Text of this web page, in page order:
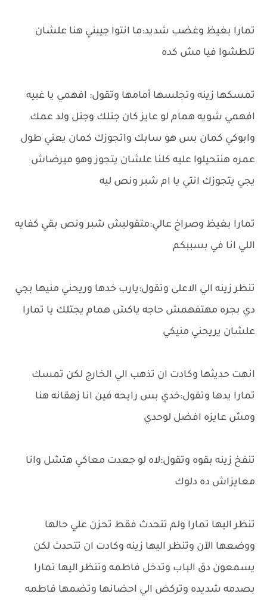
تمارا بغيظ وغضب شديد:ما انتوا جيبني هنا علشان
تلطشوا فيا مش كده
تمسكها زينه وتجلسها أمامها وتقول: افهمي يا غبيه
افهمي شويه همام لو عايز كان جتلك وجتل ولد عمك
وابوكي كمان بس هو سابك واتجوزك كمان يعني طول
عمره هنتحيلوا عليه كلنا علشان يتجوز وهو ميرضاش
يجي يتجوزك انتي يا ام شبر ونص ليه
تمارا بغيظ وصراخ عالي:متقوليش شبر ونص بقي كفايه
اللي انا في بسببكم
تنظر زينه الي الاعلى وتقول:يارب خدها وريحني منيها بجي
دي بجره مهتفهمش حاجه ياكش همام يجتلك يا تمارا
علشان يريحني منيكي
انهت حديثها وكادت ان تذهب الي الخارج لكن تمسك
تمارا يدها وتقول:خدي بس رايحه فين انا زهقانه هنا
ومش عايزه افضل لوحدي
تنفخ زينه بقوه وتقول:لاه لو جعدت معاكي هتشل وانا
معايزاش ده دلوك
تنظر اليها تمارا ولم تتحدث فقط تحزن علي حالها
ووضعها الآن وتنظر اليها زينه وكادت ان تتحدث لكن
يسمعون دق الباب وتدخل فاطمه وتنظر اليها تمارا
بصدمه شديده وتركض الي احضانها وتضمها فاطمه